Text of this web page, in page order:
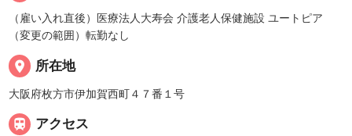
（雇い入れ直後）医療法人大寿会 介護老人保健施設 ユートピア
（変更の範囲）転勤なし
place 所在地
大阪府枚方市伊加賀西町４７番１号
 アクセス